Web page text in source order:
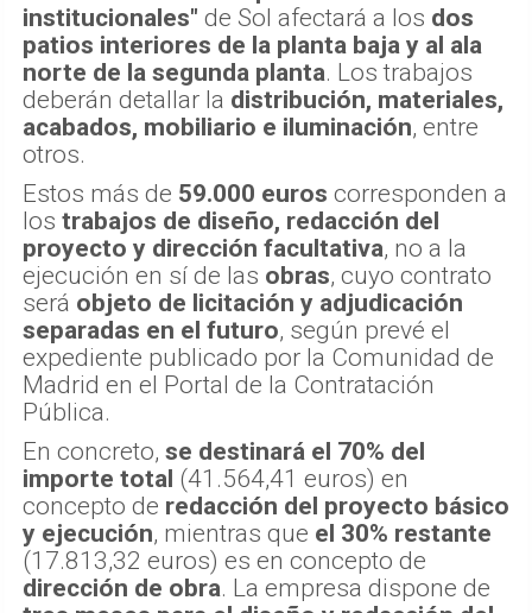
institucionales" de Sol afectará a los dos
patios interiores de la planta baja y al ala
norte de la segunda planta. Los trabajos
deberán detallar la distribución, materiales,
acabados, mobiliario e iluminación, entre
otros.
Estos más de 59.000 euros corresponden a
los trabajos de diseño, redacción del
proyecto y dirección facultativa, no a la
ejecución en sí de las obras, cuyo contrato
será objeto de licitación y adjudicación
separadas en el futuro, según prevé el
expediente publicado por la Comunidad de
Madrid en el Portal de la Contratación
Pública.
En concreto, se destinará el 70% del
importe total (41.564,41 euros) en
concepto de redacción del proyecto básico
y ejecución, mientras que el 30% restante
(17.813,32 euros) es en concepto de
dirección de obra. La empresa dispone de